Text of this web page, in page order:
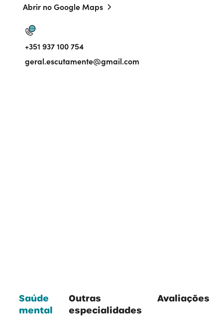
Abrir no Google Maps
+351 937 100 754
geral.escutamente@gmail.com
Saúde
mental
Outras
especialidades
Avaliações